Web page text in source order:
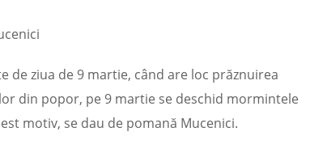
de ziua de 9 martie, când are loc prăznuirea
din popor, pe 9 martie se deschid mormin­tele
motiv, se dau de pomană Mucenici.